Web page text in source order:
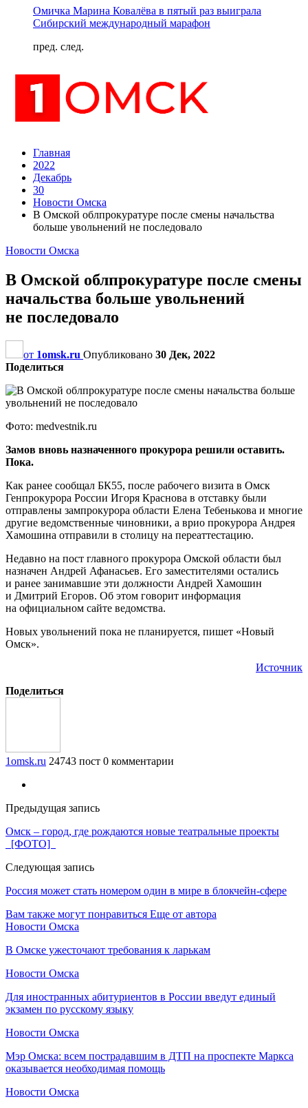
Омичка Марина Ковалёва в пятый раз выиграла
Сибирский международный марафон
пред. след.
Главная
2022
Декабрь
30
Новости Омска
В Омской облпрокуратуре после смены начальства
больше увольнений не последовало
Новости Омска
В Омской облпрокуратуре после смены
начальства больше увольнений
не последовало
от 1omsk.ru Опубликовано 30 Дек, 2022
Поделиться
Фото: medvestnik.ru
Замов вновь назначенного прокурора решили оставить.
Пока.
Как ранее сообщал БК55, после рабочего визита в Омск
Генпрокурора России Игоря Краснова в отставку были
отправлены зампрокурора области Елена Тебенькова и многие
другие ведомственные чиновники, а врио прокурора Андрея
Хамошина отправили в столицу на переаттестацию.
Недавно на пост главного прокурора Омской области был
назначен Андрей Афанасьев. Его заместителями остались
и ранее занимавшие эти должности Андрей Хамошин
и Дмитрий Егоров. Об этом говорит информация
на официальном сайте ведомства.
Новых увольнений пока не планируется, пишет «Новый
Омск».
Источник
Поделиться
1omsk.ru 24743 пост 0 комментарии
Предыдущая запись
Омск – город, где рождаются новые театральные проекты
[ФОТО]
Следующая запись
Россия может стать номером один в мире в блокчейн-сфере
Вам также могут понравиться Еще от автора
Новости Омска
В Омске ужесточают требования к ларькам
Новости Омска
Для иностранных абитуриентов в России введут единый
экзамен по русскому языку
Новости Омска
Мэр Омска: всем пострадавшим в ДТП на проспекте Маркса
оказывается необходимая помощь
Новости Омска